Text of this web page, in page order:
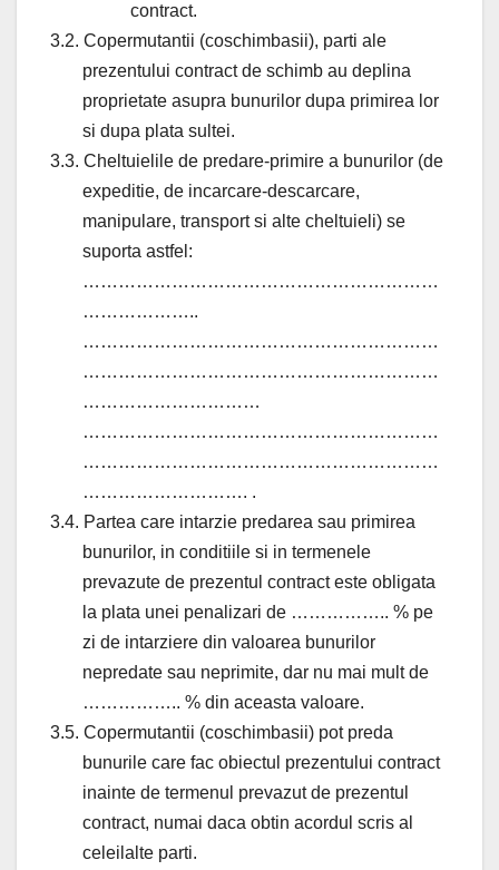
contract.
3.2. Copermutantii (coschimbasii), parti ale
prezentului contract de schimb au deplina
proprietate asupra bunurilor dupa primirea lor
si dupa plata sultei.
3.3. Cheltuielile de predare-primire a bunurilor (de
expeditie, de incarcare-descarcare,
manipulare, transport si alte cheltuieli) se
suporta astfel:
……………………………………………………
………………..
……………………………………………………
……………………………………………………
…………………………
……………………………………………………
……………………………………………………
………………………. .
3.4. Partea care intarzie predarea sau primirea
bunurilor, in conditiile si in termenele
prevazute de prezentul contract este obligata
la plata unei penalizari de …………….. % pe
zi de intarziere din valoarea bunurilor
nepredate sau neprimite, dar nu mai mult de
…………….. % din aceasta valoare.
3.5. Copermutantii (coschimbasii) pot preda
bunurile care fac obiectul prezentului contract
inainte de termenul prevazut de prezentul
contract, numai daca obtin acordul scris al
celeilalte parti.